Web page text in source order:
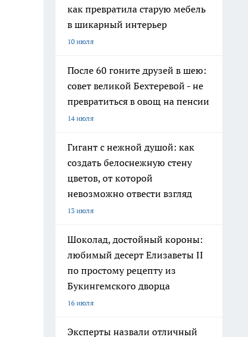
как превратила старую мебель
в шикарный интерьер
10 июля
После 60 гоните друзей в шею:
совет великой Бехтеревой - не
превратиться в овощ на пенсии
14 июля
Гигант с нежной душой: как
создать белоснежную стену
цветов, от которой
невозможно отвести взгляд
13 июля
Шоколад, достойный короны:
любимый десерт Елизаветы II
по простому рецепту из
Букингемского дворца
16 июля
Эксперты назвали отличный